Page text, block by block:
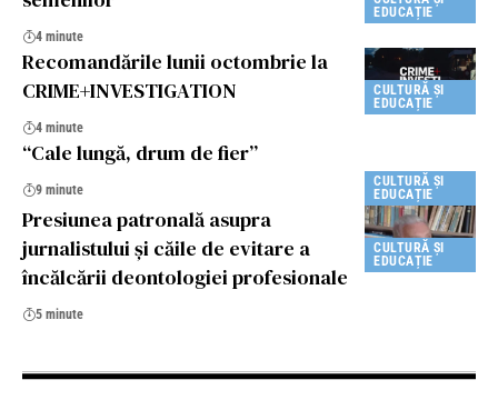
EDUCAȚIE
4 minute
CULTURĂ ȘI
EDUCAȚIE
Recomandările lunii octombrie la
CRIME+INVESTIGATION
4 minute
CULTURĂ ȘI
EDUCAȚIE
“Cale lungă, drum de fier”
9 minute
CULTURĂ ȘI
EDUCAȚIE
Presiunea patronală asupra
jurnalistului și căile de evitare a
încălcării deontologiei profesionale
5 minute